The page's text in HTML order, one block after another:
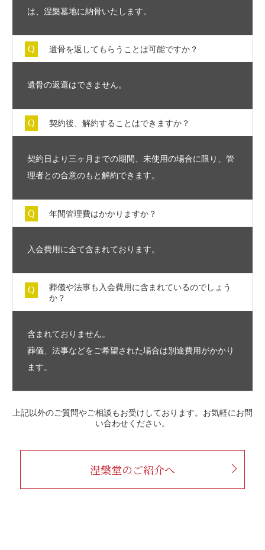
は、涅槃墓地に納骨いたします。
遺骨を返してもらうことは可能ですか？
遺骨の返還はできません。
契約後、解約することはできますか？
契約日より三ヶ月までの期間、未使用の場合に限り、管
理者との合意のもと解約できます。
年間管理費はかかりますか？
入会費用に全て含まれております。
葬儀や法事も入会費用に含まれているのでしょう
か？
含まれておりません。
葬儀、法事などをご希望された場合は別途費用がかかり
ます。
上記以外のご質問やご相談もお受けしております。お気軽にお問
い合わせください。
涅槃堂のご紹介へ